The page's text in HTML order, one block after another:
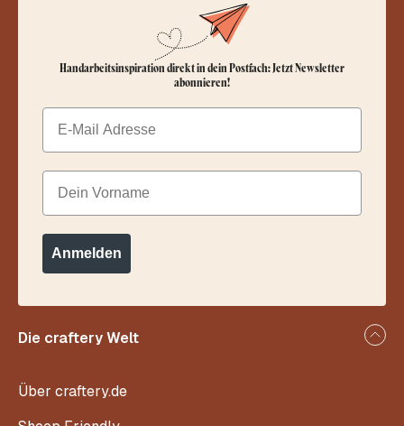
Die craftery Welt
Über craftery.de
Handarbeitsinspiration direkt in dein Postfach: Jetzt Newsletter
abonnieren!
Email
Dein Vorname
Anmelden